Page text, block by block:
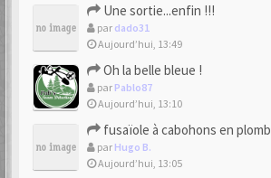
Une sortie...enfin !!!
par dado31
Aujourd’hui, 13:49
Oh la belle bleue !
par Pablo87
Aujourd’hui, 13:10
fusaïole à cabohons en plomb
par Hugo B.
Aujourd’hui, 13:05